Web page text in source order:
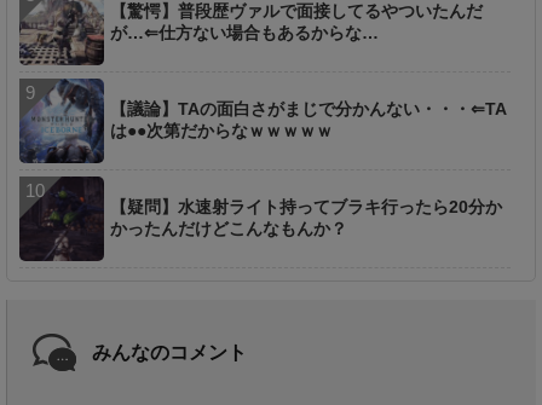
【驚愕】普段歴ヴァルで面接してるやついたんだ
が…⇐仕方ない場合もあるからな…
【議論】TAの面白さがまじで分かんない・・・⇐TA
は●●次第だからなｗｗｗｗｗ
【疑問】水速射ライト持ってブラキ行ったら20分か
かったんだけどこんなもんか？
みんなのコメント